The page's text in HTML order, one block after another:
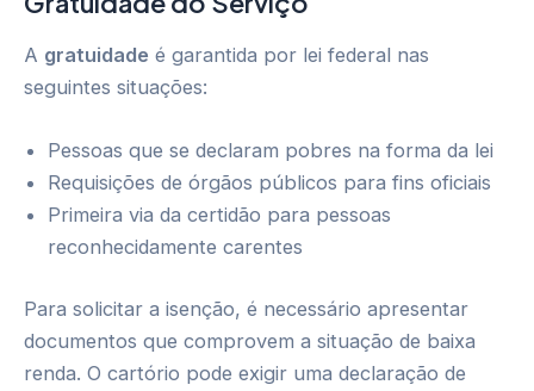
A gratuidade é garantida por lei federal nas
seguintes situações:
Pessoas que se declaram pobres na forma da lei
Requisições de órgãos públicos para fins oficiais
Primeira via da certidão para pessoas
reconhecidamente carentes
Para solicitar a isenção, é necessário apresentar
documentos que comprovem a situação de baixa
renda. O cartório pode exigir uma declaração de